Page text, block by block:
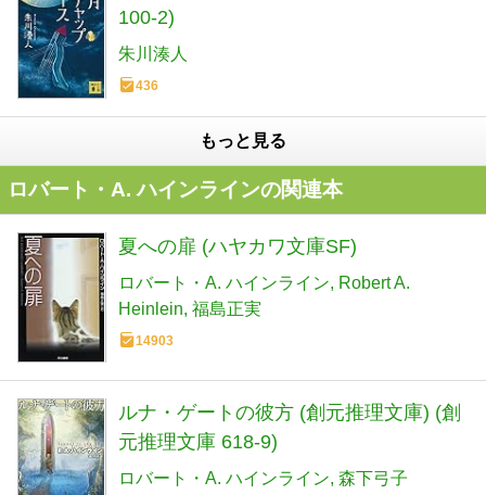
100-2)
朱川湊人
436
もっと見る
ロバート・A. ハインラインの関連本
夏への扉 (ハヤカワ文庫SF)
ロバート・A. ハインライン
Robert A.
Heinlein 福島正実
14903
ルナ・ゲートの彼方 (創元推理文庫) (創
元推理文庫 618-9)
ロバート・A. ハインライン 森下弓子